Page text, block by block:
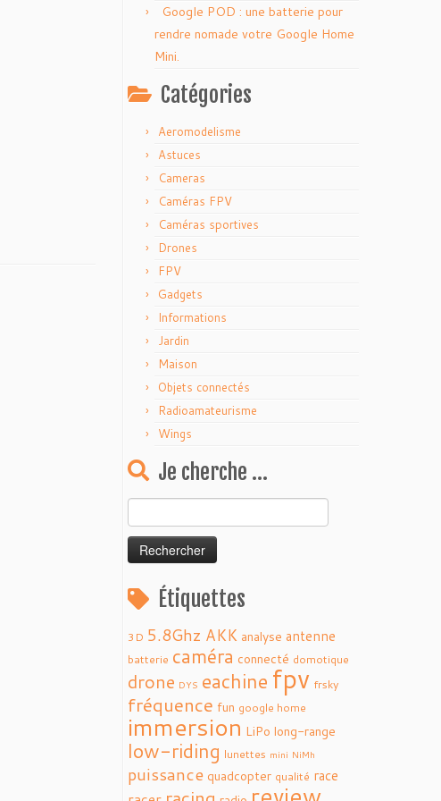
Google POD : une batterie pour
rendre nomade votre Google Home
Mini.
Catégories
Aeromodelisme
Astuces
Cameras
Caméras FPV
Caméras sportives
Drones
FPV
Gadgets
Informations
Jardin
Maison
Objets connectés
Radioamateurisme
Wings
Je cherche …
Étiquettes
3D 5.8Ghz AKK analyse antenne
batterie caméra connecté domotique
drone DYS eachine fpv frsky
fréquence fun google home
immersion LiPo long-range
low-riding lunettes mini NiMh
puissance quadcopter qualité race